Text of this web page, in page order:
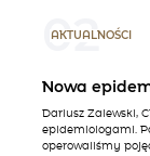
02
AKTUALNOŚCI
Nowa
Dariusz Zalewski,
epidemiologami.
operowaliśmy